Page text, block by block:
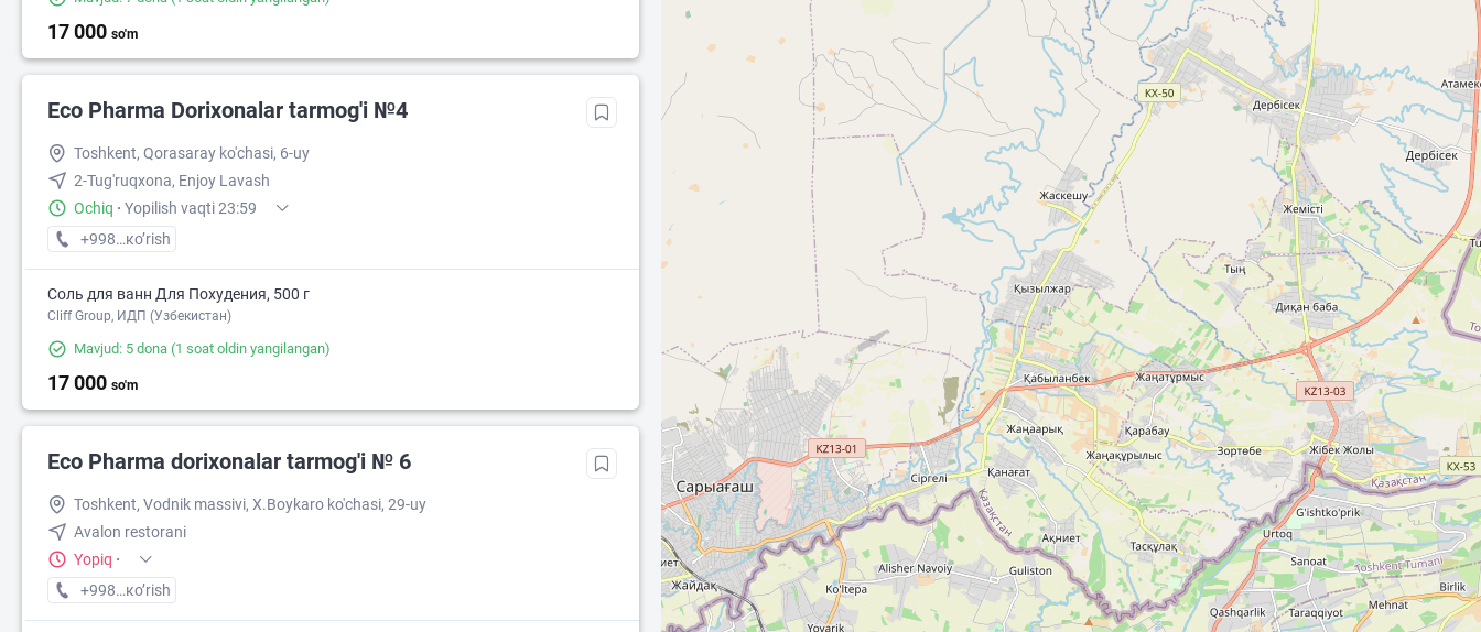
17 000 so'm
Eco Pharma Dorixonalar tarmog'i №4
Toshkent, Qorasaray ko'chasi, 6-uy
2-Tug'ruqxona, Enjoy Lavash
Ochiq · Yopilish vaqti 23:59
+998 (55) XXX-XX-XX
кo’rish
Соль для ванн Для Похудения, 500 г
Cliff Group, ИДП (Узбекистан)
Mavjud: 5 dona (1 soat oldin yangilangan)
17 000 so'm
Eco Pharma dorixonalar tarmog'i № 6
Toshkent, Vodnik massivi, X.Boykaro ko'chasi, 29-uy
Avalon restorani
Yopiq ·
+998 (55) XXX-XX-XX
кo’rish